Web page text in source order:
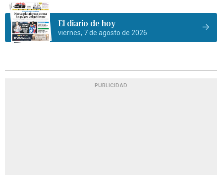
El diario de hoy
viernes, 7 de agosto de 2026
PUBLICIDAD